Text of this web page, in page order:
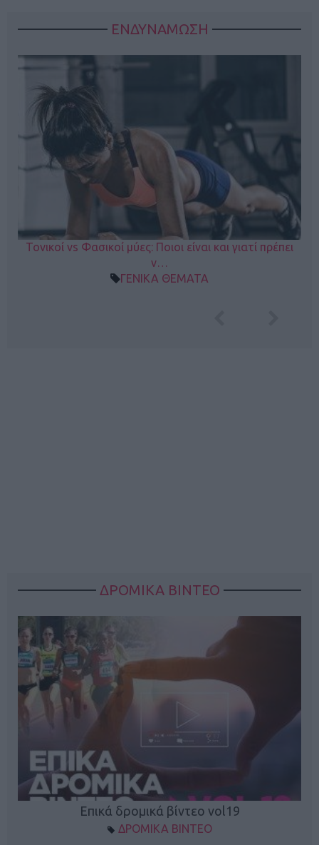
ΕΝΔΥΝΑΜΩΣΗ
Τονικοί vs Φασικοί μύες: Ποιοι είναι και γιατί πρέπει
ν…
ΓΕΝΙΚΑ ΘΕΜΑΤΑ
ΔΡΟΜΙΚΑ ΒΙΝΤΕΟ
Επικά δρομικά βίντεο vol19
ΔΡΟΜΙΚΑ ΒΙΝΤΕΟ